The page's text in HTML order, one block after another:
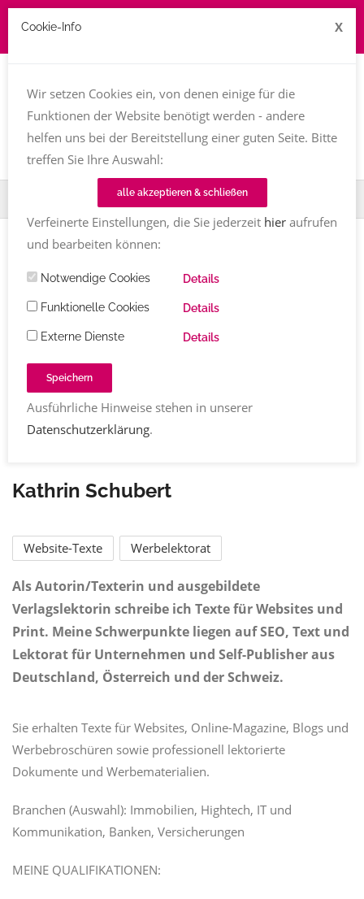
Fachfrauenmarkt Kathrin Schubert
Kathrin Schubert
Website-Texte Werbelektorat
Als Autorin/Texterin und ausgebildete
Verlagslektorin schreibe ich Texte für Websites und
Print. Meine Schwerpunkte liegen auf SEO, Text und
Lektorat für Unternehmen und Self-Publisher aus
Deutschland, Österreich und der Schweiz.
Sie erhalten Texte für Websites, Online-Magazine, Blogs und
Werbebroschüren sowie professionell lektorierte
Dokumente und Werbematerialien.
Branchen (Auswahl): Immobilien, Hightech, IT und
Kommunikation, Banken, Versicherungen
MEINE QUALIFIKATIONEN:
Cookie-Info X
Wir setzen Cookies ein, von denen einige für die
Funktionen der Website benötigt werden - andere
helfen uns bei der Bereitstellung einer guten Seite. Bitte
treffen Sie Ihre Auswahl:
alle akzeptieren & schließen
Verfeinerte Einstellungen, die Sie jederzeit hieraufrufen
und bearbeiten können:
Notwendige Cookies Details
Funktionelle Cookies Details
Externe Dienste Details
Speichern
Ausführliche Hinweise stehen in unserer
Datenschutzerklärung.